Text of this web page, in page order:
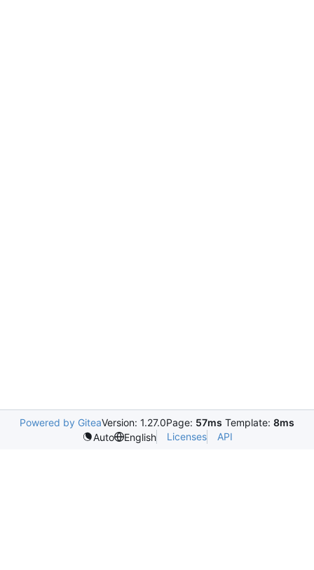
Powered by GiteaVersion: 1.27.0Page: 57ms Template: 8ms
Auto
English Licenses API